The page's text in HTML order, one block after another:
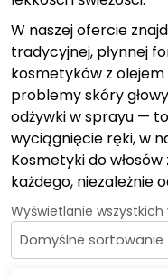
W naszej ofercie
tradycyjnej, płynnej
kosmetyków z
problemy skóry
odżywki w sprayu —
wyciągnięcie ręki, w
Kosmetyki do
każdego, niezależnie
Wyświetlanie wszystkich